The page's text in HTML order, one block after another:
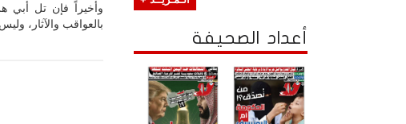
وأخيراً فإن تل أبي
بالعواقب والآثار،
أعداد الصحيفة